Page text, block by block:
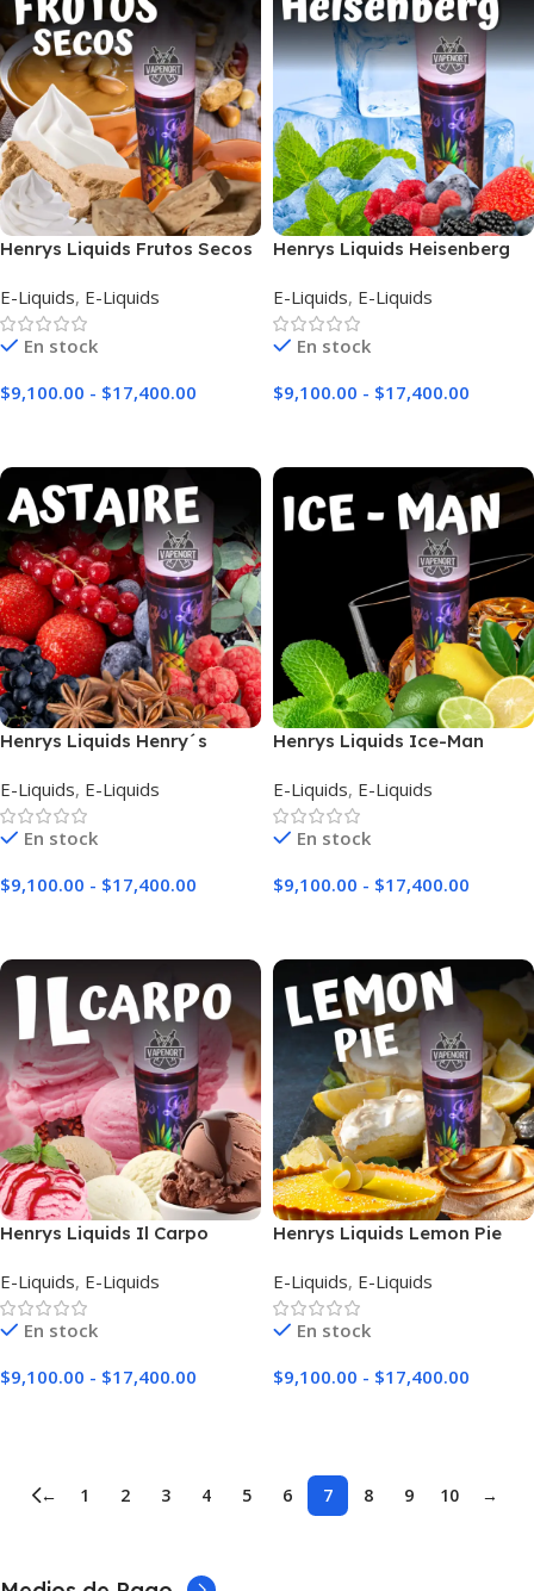
Henrys Liquids Frutos Secos
E-Liquids, E-Liquids
En stock
$9,100.00 - $17,400.00
Henrys Liquids Heisenberg
E-Liquids, E-Liquids
En stock
$9,100.00 - $17,400.00
Henrys Liquids Henry´s
E-Liquids, E-Liquids
En stock
$9,100.00 - $17,400.00
Henrys Liquids Ice-Man
E-Liquids, E-Liquids
En stock
$9,100.00 - $17,400.00
Henrys Liquids Il Carpo
E-Liquids, E-Liquids
En stock
$9,100.00 - $17,400.00
Henrys Liquids Lemon Pie
E-Liquids, E-Liquids
En stock
$9,100.00 - $17,400.00
← 1 2 3 4 5 6 7 8 9 10 →